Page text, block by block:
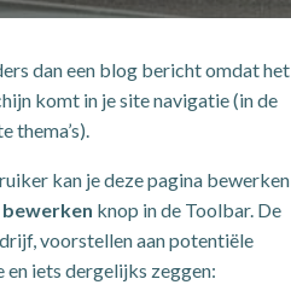
dan een blog bericht omdat het
komt in je site navigatie (in de
thema’s).
kan je deze pagina bewerken
bewerken knop in de Toolbar. De
voorstellen aan potentiële
en iets dergelijks zeggen: